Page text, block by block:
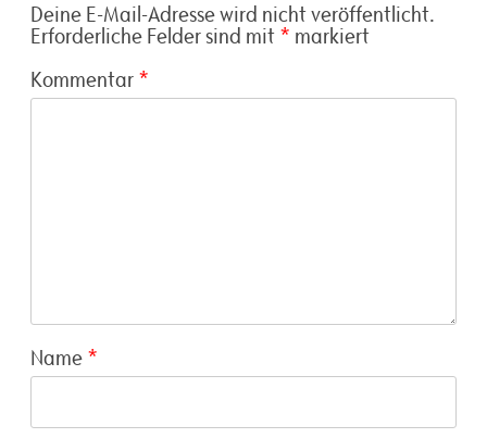
Deine E-Mail-Adresse wird nicht veröffentlicht.
Erforderliche Felder sind mit * markiert
Kommentar *
Name *